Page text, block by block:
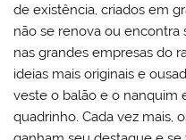
de existência, criados em
não se renova ou encontra
nas grandes empresas do
ideias mais originais e
veste o balão e o nanquim
quadrinho. Cada vez mais,